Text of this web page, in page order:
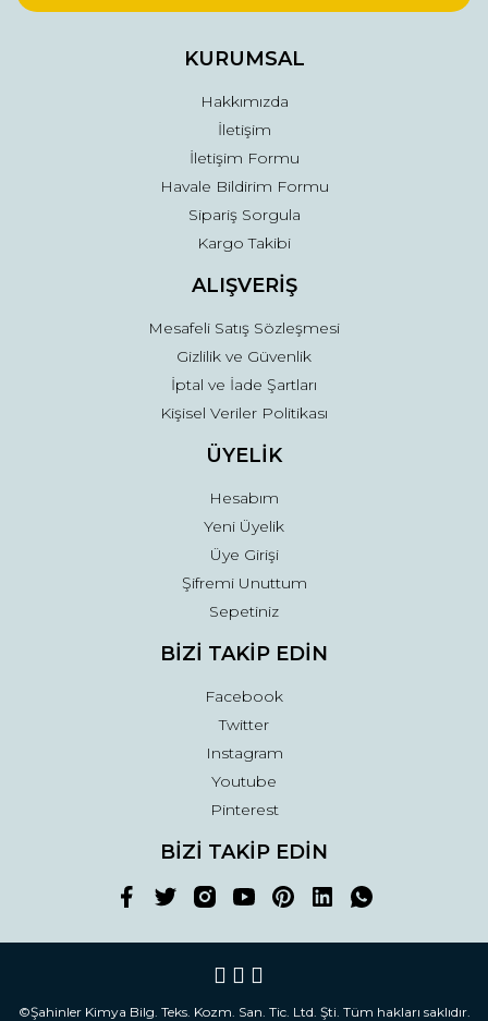
Ürün fiyatı diğer sitelerden daha pahalı.
Gönder
KURUMSAL
Hakkımızda
İletişim
İletişim Formu
Havale Bildirim Formu
Sipariş Sorgula
Kargo Takibi
ALIŞVERİŞ
Mesafeli Satış Sözleşmesi
Gizlilik ve Güvenlik
İptal ve İade Şartları
Kişisel Veriler Politikası
ÜYELİK
Hesabım
Yeni Üyelik
Üye Girişi
Şifremi Unuttum
Sepetiniz
BİZİ TAKİP EDİN
Facebook
Twitter
Instagram
Youtube
Pinterest
BİZİ TAKİP EDİN
©Şahinler Kimya Bilg. Teks. Kozm. San. Tic. Ltd. Şti. Tüm hakları saklıdır.